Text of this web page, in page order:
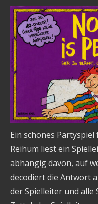
Ein schönes
Reihum liest ein
abhängig davon, auf
decodiert die Antwort
der Spielleiter und